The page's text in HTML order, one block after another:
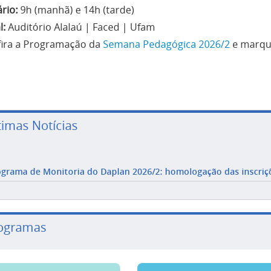
9h (manhã) e 14h (tarde)
Auditório Alalaú | Faced | Ufam
a Programação da Semana Pedagógica 2026/2 e
Notícias
de Monitoria do Daplan 2026/2: homologação das